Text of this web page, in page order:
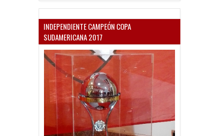
INDEPENDIENTE CAMPEÓN COPA
SUDAMERICANA 2017